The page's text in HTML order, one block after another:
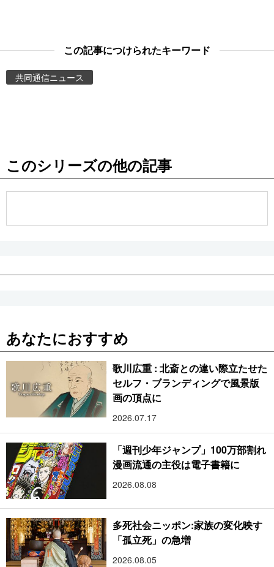
お知らせ
この記事につけられたキーワード
共同通信ニュース
このシリーズの他の記事
あなたにおすすめ
歌川広重 : 北斎との違い際立たせた
セルフ・ブランディングで風景版
画の頂点に
2026.07.17
「週刊少年ジャンプ」100万部割れ
漫画流通の主役は電子書籍に
2026.08.08
多死社会ニッポン:家族の変化映す
「孤立死」の急増
2026.08.05